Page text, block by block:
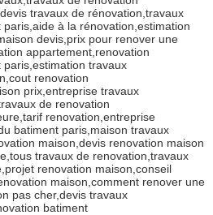
travaux de rénovation,travaux
à la rénovation,estimation
devis,prix pour renover une
appartement,renovation
travaux
renovation
prix,entreprise travaux
de renovation
renovation,entreprise
batiment paris,maison travaux
maison,devis renovation maison
travaux de renovation,travaux
renovation maison,conseil
maison,comment renover une
pas cher,devis travaux
batiment